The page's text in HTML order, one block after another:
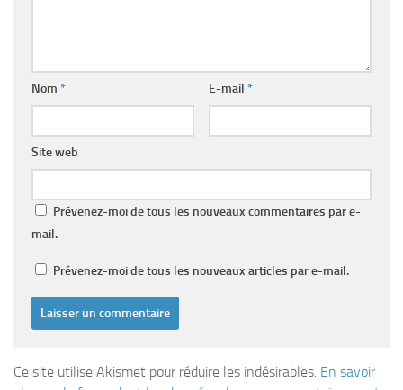
Nom * E-mail *
Site web
Prévenez-moi de tous les nouveaux commentaires par e-
mail.
Prévenez-moi de tous les nouveaux articles par e-mail.
Ce site utilise Akismet pour réduire les indésirables. En savoir